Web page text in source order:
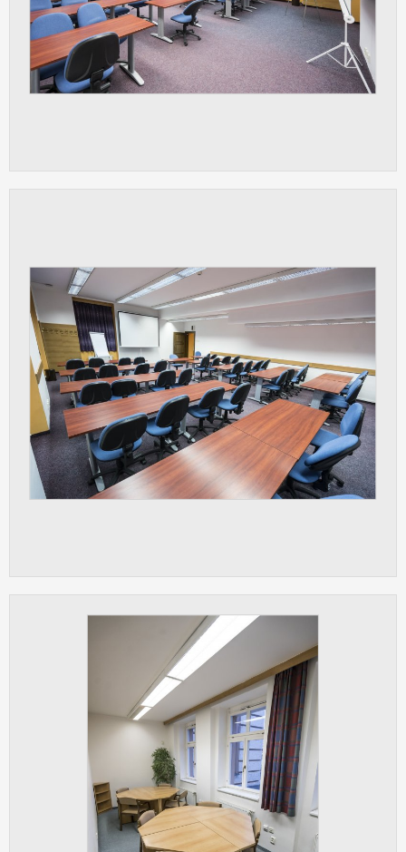
zůstala prázdná a všechny cookies byly
přiřazeny do některé z kategorií
uvedených výše.